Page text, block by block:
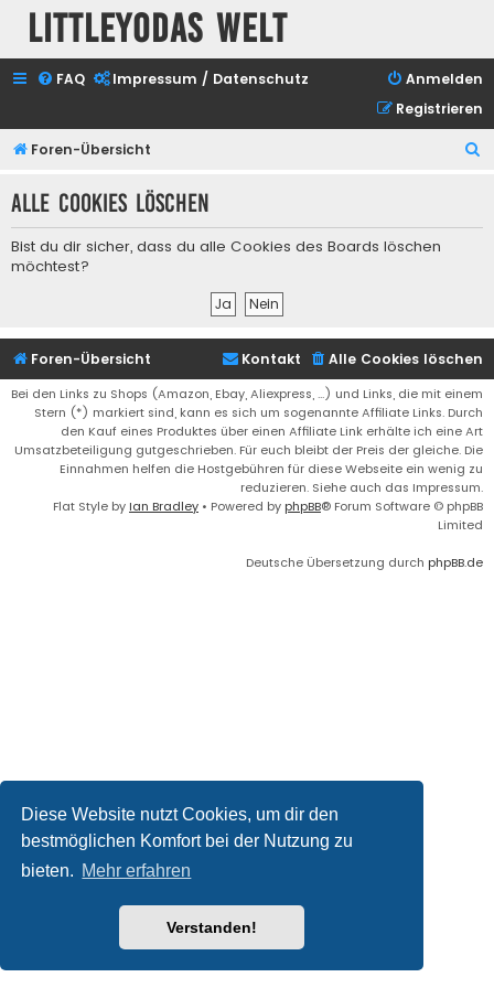
Diese Website nutzt Cookies, um dir den
bestmöglichen Komfort bei der Nutzung zu
bieten. Mehr erfahren
Verstanden!
Littleyodas Welt
FAQ Impressum / Datenschutz
Anmelden
Registrieren
Foren-Übersicht
h
Alle Cookies löschen
Bist du dir sicher, dass du alle Cookies des Boards löschen
möchtest?
Foren-Übersicht Alle Cookies löschen
Kontakt
Bei den Links zu Shops (Amazon, Ebay, Aliexpress, ...) und Links, die mit einem
Stern (*) markiert sind, kann es sich um sogenannte Affiliate Links. Durch
den Kauf eines Produktes über einen Affiliate Link erhälte ich eine Art
Umsatzbeteiligung gutgeschrieben. Für euch bleibt der Preis der gleiche. Die
Einnahmen helfen die Hostgebühren für diese Webseite ein wenig zu
reduzieren. Siehe auch das Impressum.
Flat Style by Ian Bradley • Powered by phpBB® Forum Software © phpBB
Limited
Deutsche Übersetzung durch phpBB.de